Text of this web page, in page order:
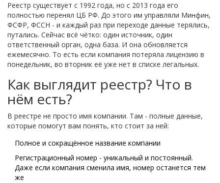
Реестр существует с 1992 года, но с 2013 года его
полностью перенял ЦБ РФ. До этого им управляли Минфин,
ФСФР, ФССН - и каждый раз при переходе данные терялись,
путались. Сейчас всё чётко: один источник, один
ответственный орган, одна база. И она обновляется
ежемесячно. То есть если компания потеряла лицензию в
понедельник, во вторник её уже нет в списке легальных.
Как выглядит реестр? Что в
нём есть?
В реестре не просто имя компании. Там - полные данные,
которые помогут вам понять, кто стоит за ней:
Полное и сокращённое название компании
Регистрационный номер - уникальный и постоянный.
Даже если компания сменила имя, номер останется тем
же